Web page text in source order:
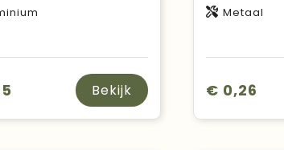
Bekijk
Metaal
€ 0,26